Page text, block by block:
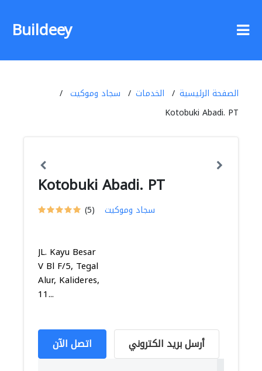
Buildeey
الصفحة الرئيسية الخدمات
سجاد وموكيت
Kotobuki Abadi. PT
Kotobuki Abadi. PT
(5) سجاد وموكيت
JL. Kayu Besar
V Bl F/5, Tegal
Alur, Kalideres,
11...
اتصل الآن أرسل بريد الكتروني